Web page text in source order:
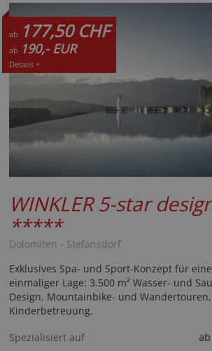
ab 177,50 CHF
ab 190,- EUR
Details +
WINKLER 5-star
*****
Dolomiten - Stefansdorf
Exklusives Spa- und Sport-Konzept für
einmaliger Lage: 3.500 m² Wasser- und
Design, Mountainbike- und
Kinderbetreuung.
Spezialisiert auf
ab